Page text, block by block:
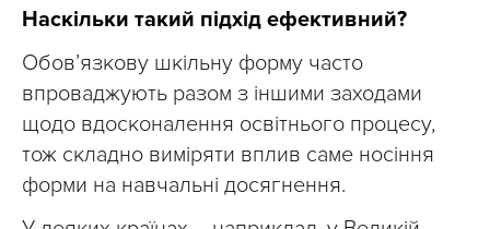
Наскільки такий підхід ефективний?
Обов’язкову шкільну форму часто
впроваджують разом з іншими заходами
щодо вдосконалення освітнього процесу,
тож складно виміряти вплив саме носіння
форми на навчальні досягнення.